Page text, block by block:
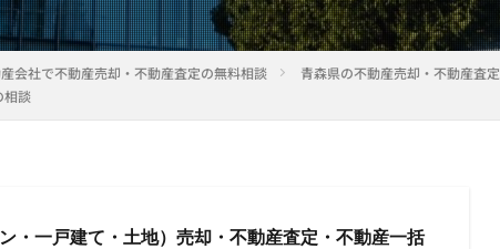
会社で不動産売却・不動産査定の無料相談
青森県の不動産売却・不動産査定
相談
・一戸建て・土地）売却・不動産査定・不動産一括